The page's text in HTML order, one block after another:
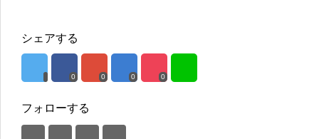
シェアする
0 0 0 0
フォローする